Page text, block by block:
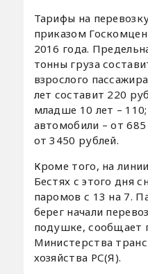
Тарифы на
приказом
2016 года.
тонны груза
взрослого
лет составит 220
младше 10 лет – 110;
автомобили – от 685
от 3450 рублей.
Кроме того, на
Бестях с этого дня
паромов с 13 на 7.
берег начали
подушке, сообщает
Министерства
хозяйства РС(Я).